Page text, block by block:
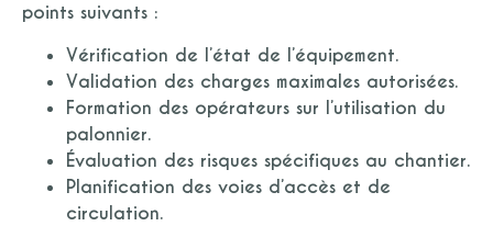
points suivants :
Vérification de l’état de l’équipement.
Validation des charges maximales autorisées.
Formation des opérateurs sur l’utilisation du
palonnier.
Évaluation des risques spécifiques au chantier.
Planification des voies d’accès et de
circulation.